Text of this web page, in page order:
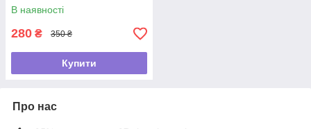
В наявності
280 ₴ 350 ₴
Купити
Про нас